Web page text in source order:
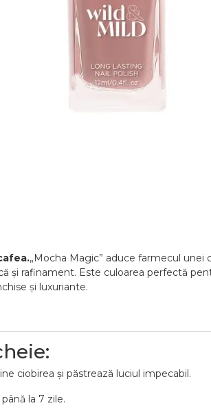
„Mocha Magic” aduce farmecul
și rafinament. Este culoarea perfectă
și luxuriante.
ciobirea și păstrează luciul impecabil.
la 7 zile.